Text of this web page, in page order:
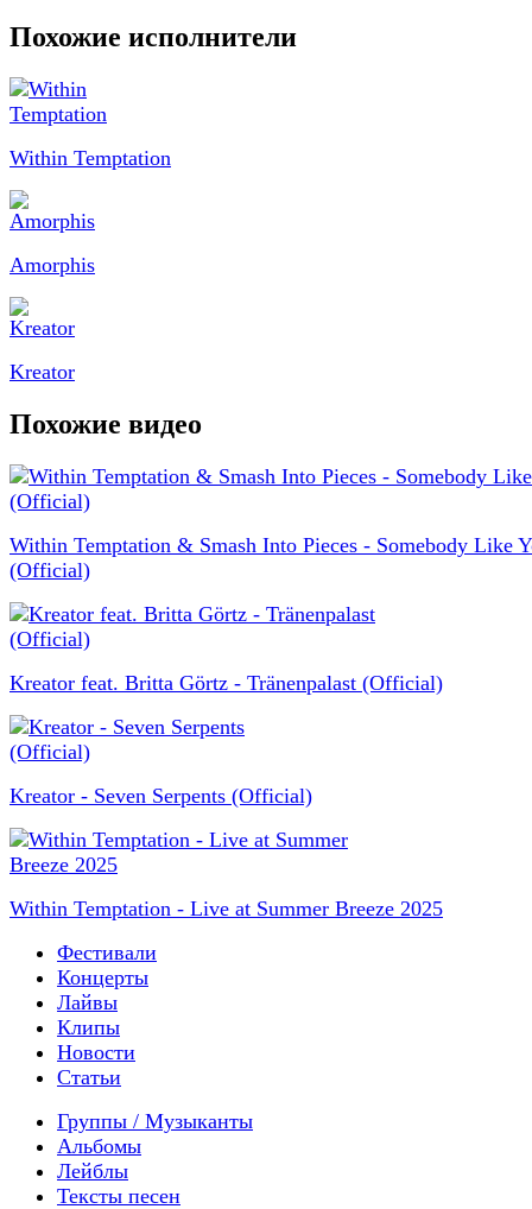
Похожие исполнители
Within Temptation
Amorphis
Kreator
Похожие видео
Within Temptation & Smash Into Pieces - Somebody Like
(Official)
Kreator feat. Britta Görtz - Tränenpalast (Official)
Kreator - Seven Serpents (Official)
Within Temptation - Live at Summer Breeze 2025
Фестивали
Концерты
Лайвы
Клипы
Новости
Статьи
Группы / Музыканты
Альбомы
Лейблы
Тексты песен